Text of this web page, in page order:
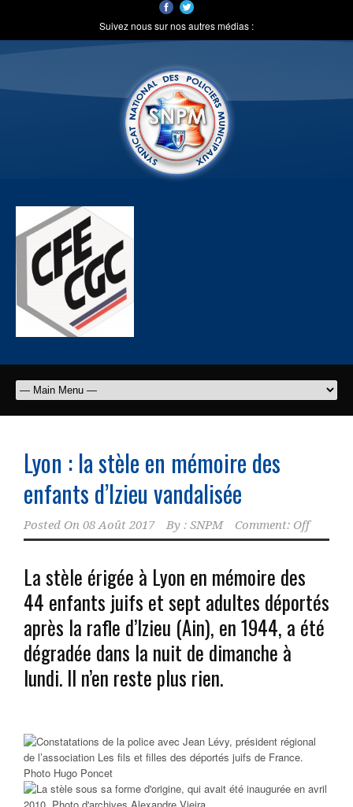
Suivez nous sur nos autres médias :
Lyon : la stèle en mémoire des
enfants d’Izieu vandalisée
Posted On 08 Août 2017 By : SNPM Comment: Off
La stèle érigée à Lyon en mémoire des
44 enfants juifs et sept adultes déportés
après la rafle d’Izieu (Ain), en 1944, a été
dégradée dans la nuit de dimanche à
lundi. Il n’en reste plus rien.